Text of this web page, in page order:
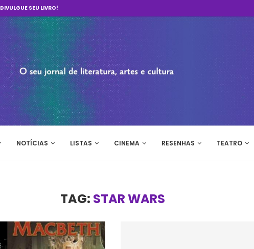
DIVULGUE SEU LIVRO!
NOTÍCIAS LISTAS CINEMA RESENHAS TEATRO
TAG: STAR WARS